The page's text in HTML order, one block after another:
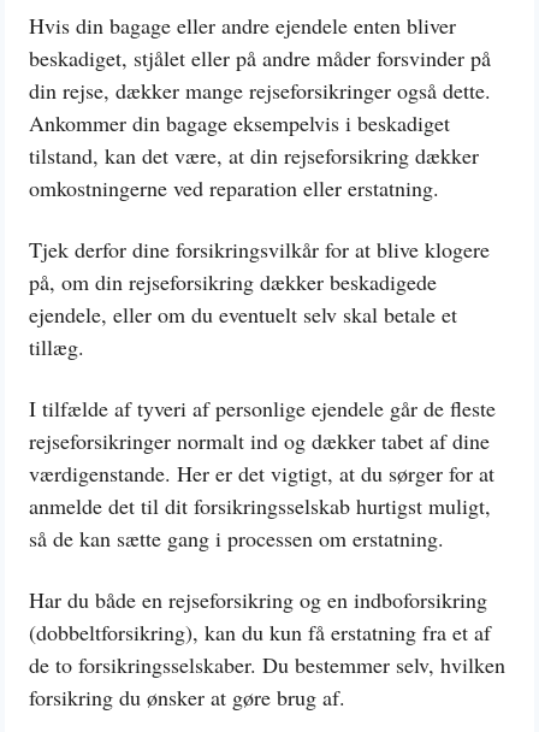
Hvis din bagage eller andre ejendele enten bliver
beskadiget, stjålet eller på andre måder forsvinder på
din rejse, dækker mange rejseforsikringer også dette.
Ankommer din bagage eksempelvis i beskadiget
tilstand, kan det være, at din rejseforsikring dækker
omkostningerne ved reparation eller erstatning.
Tjek derfor dine forsikringsvilkår for at blive klogere
på, om din rejseforsikring dækker beskadigede
ejendele, eller om du eventuelt selv skal betale et
tillæg.
I tilfælde af tyveri af personlige ejendele går de fleste
rejseforsikringer normalt ind og dækker tabet af dine
værdigenstande. Her er det vigtigt, at du sørger for at
anmelde det til dit forsikringsselskab hurtigst muligt,
så de kan sætte gang i processen om erstatning.
Har du både en rejseforsikring og en indboforsikring
(dobbeltforsikring), kan du kun få erstatning fra et af
de to forsikringsselskaber. Du bestemmer selv, hvilken
forsikring du ønsker at gøre brug af.